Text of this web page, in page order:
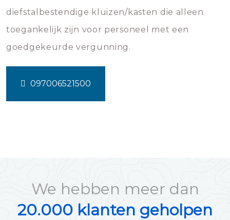
diefstalbestendige kluizen/kasten die alleen
toegankelijk zijn voor personeel met een
goedgekeurde vergunning.
097006521500
We hebben meer dan
20.000 klanten geholpen